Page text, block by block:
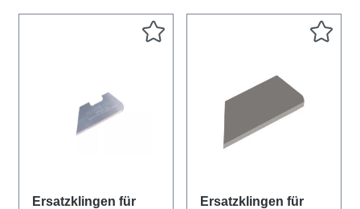
Ersatzklingen für
Ersatzklingen für